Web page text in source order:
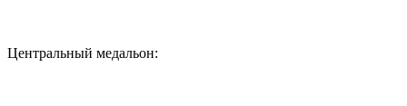
Центральный медальон: